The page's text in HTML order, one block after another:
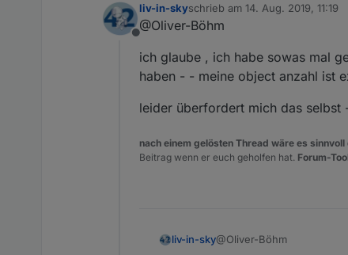
danke für die Info,
Schleife die benötigten State's
Offline
liv-in-skyschrieb am 14. Aug. 2019, 11:19
zuletzt editiert von
@Oliver-Böhm
ich glaube , ich habe sowas mal
haben - - meine object anzahl ist
leider überfordert mich das
nach einem gelösten Thread wäre es
Beitrag wenn er euch geholfen hat. Forum-
liv-in-sky@Oliver-Böhm